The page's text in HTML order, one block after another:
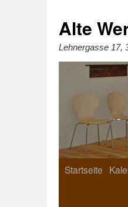
Alte
Lehnergasse 17,
Startseite